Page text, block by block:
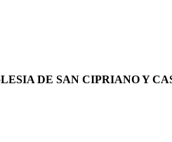
DE SAN CIPRIANO Y